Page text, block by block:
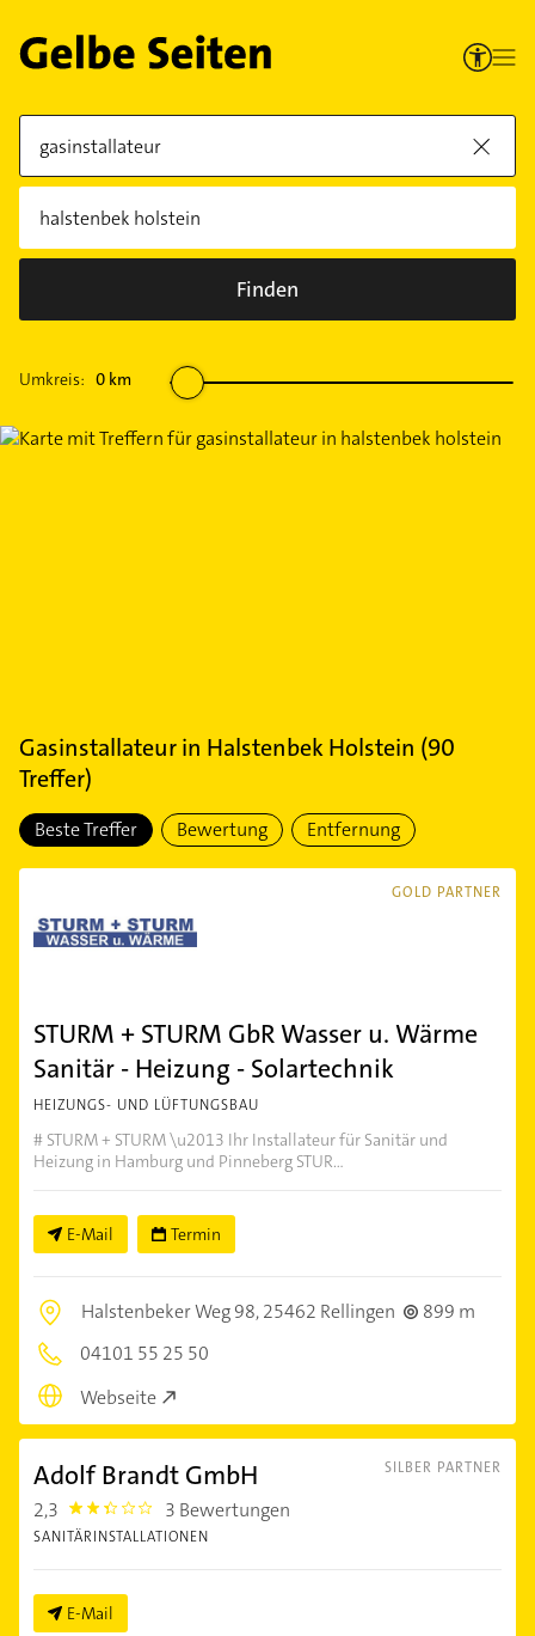
Finden
Umkreis: 0 km
Gasinstallateurin Halstenbek Holstein (90
Treffer)
Beste Treffer Bewertung Entfernung
GOLD PARTNER
STURM + STURM GbR Wasser u. Wärme
Sanitär - Heizung - Solartechnik
HEIZUNGS- UND LÜFTUNGSBAU
# STURM + STURM \u2013 Ihr Installateur für Sanitär und
Heizung in Hamburg und Pinneberg STUR...
E-Mail Termin
Halstenbeker Weg 98,25462 Rellingen
899 m
04101 55 25 50
Webseite
SILBER PARTNER
Adolf Brandt GmbH
2,3 2.3 3 Bewertungen
SANITÄRINSTALLATIONEN
E-Mail